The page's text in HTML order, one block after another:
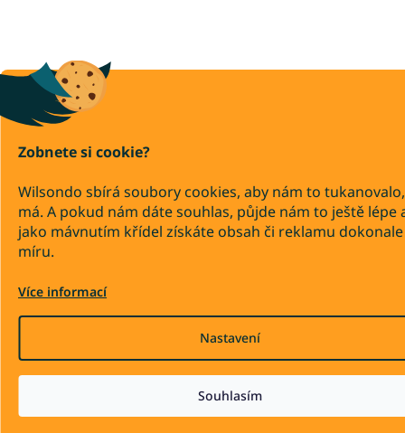
Zobnete si cookie?
Wilsondo sbírá soubory cookies, aby nám to
má. A pokud nám dáte souhlas, půjde nám to ještě lépe
jako mávnutím křídel získáte obsah či reklamu
míru.
Více informací
Nastavení
Souhlasím